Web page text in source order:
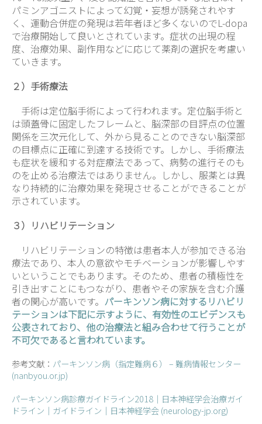
パミンアゴニストによって幻覚・妄想が誘発されやす
く、運動合併症の発現は若年者ほど多くないのでL-dopa
で治療開始して良いとされています。症状の出現の程
度、治療効果、副作用などに応じて薬剤の選択を考慮い
ていきます。
２）手術療法
手術は定位脳手術によって行われます。定位脳手術と
は頭蓋骨に固定したフレームと、脳深部の目評点の位置
関係を三次元化して、外から見ることのできない脳深部
の目標点に正確に到達する技術です。しかし、手術療法
も症状を緩和する対症療法であって、病勢の進行そのも
のを止める治療法ではありません。しかし、服薬とは異
なり持続的に治療効果を発現させることができることが
示されています。
３）リハビリテーション
リハビリテーションの特徴は患者本人が参加できる治
療法であり、本人の意欲やモチベーションが影響しやす
いということでもあります。そのため、患者の積極性を
引き出すことにもつながり、患者やその家族を含む介護
者の関心が高いです。 パーキンソン病に対するリハビリ
テーションは下記に示すように、有効性のエビデンスも
公表されており、他の治療法と組み合わせて行うことが
不可欠であると言われています。
参考文献： パーキンソン病（指定難病６） – 難病情報センター
(nanbyou.or.jp)
パーキンソン病診療ガイドライン2018｜日本神経学会治療ガイ
ドライン｜ガイドライン｜日本神経学会 (neurology-jp.org)